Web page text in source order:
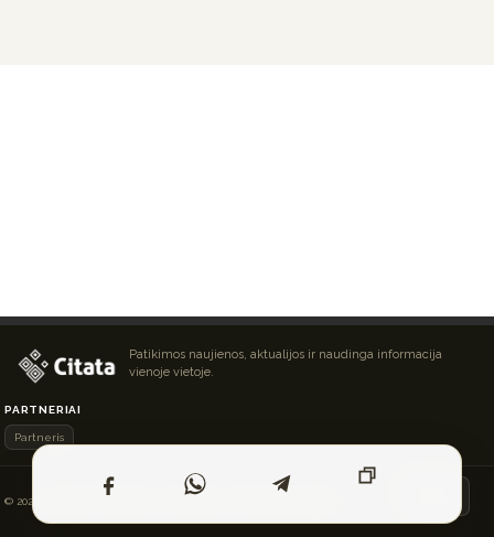
Patikimos naujienos, aktualijos ir naudinga informacija
vienoje vietoje.
PARTNERIAI
Partneris
© 2026 Išskirtinės naujienos ir straipsniai. Visos teisės saugomos.